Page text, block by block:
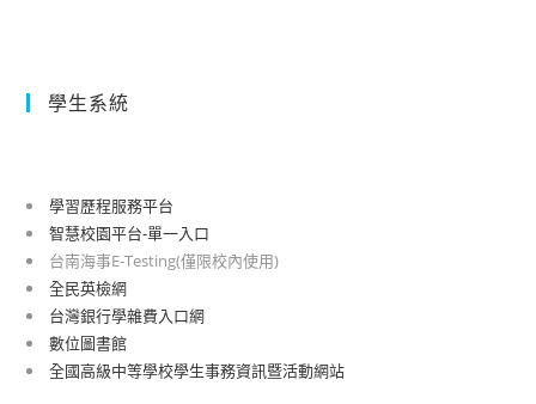
學生系統
學習歷程服務平台
智慧校園平台-單一入口
台南海事E-Testing(僅限校內使用)
全民英檢網
台灣銀行學雜費入口網
數位圖書館
全國高級中等學校學生事務資訊暨活動網站